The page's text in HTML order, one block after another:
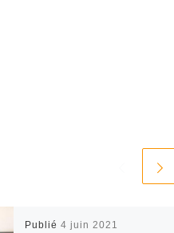
Publié 4 juin 2021